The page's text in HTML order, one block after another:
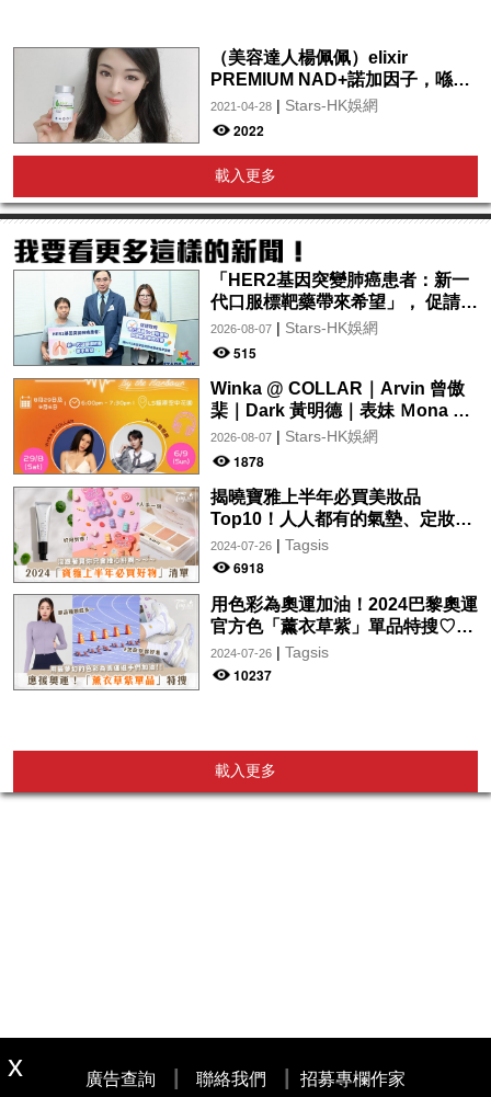
（美容達人楊佩佩）elixir
PREMIUM NAD+諾加因子，喺一
種全面性嘅抗衰老產品！
2021-04-28| Stars-HK娛網
2022
載入更多
「HER2基因突變肺癌患者：新一
代口服標靶藥帶來希望」， 促請政
府加快納入藥物名冊，助患者及早
受惠
2026-08-07| Stars-HK娛網
515
Winka @ COLLAR｜Arvin 曾傲
棐｜Dark 黃明德｜表妹 Ｍona 8
月29日起登陸L5維港空中花園 |
wwwtc mall 首度呈獻「Music
2026-08-07| Stars-HK娛網
1878
揭曉寶雅上半年必買美妝品
Top10！人人都有的氣墊、定妝噴
霧、保養品～幫你找到最值得入手
的好物♡
2024-07-26| Tagsis
6918
用色彩為奧運加油！2024巴黎奧運
官方色「薰衣草紫」單品特搜♡讓
你從頭到腳、隨時充滿奧運氛圍～
2024-07-26| Tagsis
10237
載入更多
廣告查詢 聯絡我們 招募專欄作家